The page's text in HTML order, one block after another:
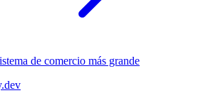
de comercio más grande